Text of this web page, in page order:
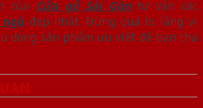
của Cửa gỗ Sài Gòntư vấn các
đẹp nhất. Đừng quá lo lắng vì
dòng sản phẩm ưu việt để bạn tha